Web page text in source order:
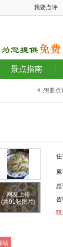
我要点评
景点指南
想要点
网友上传
(共91张图片)
站
联